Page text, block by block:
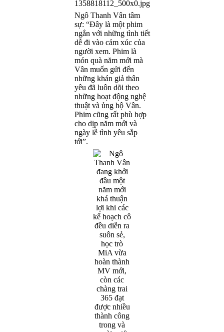
Ngô Thanh Vân tâm
sự: “Đây là một phim
ngắn với những tình tiết
dễ đi vào cảm xúc của
người xem. Phim là
món quà năm mới mà
Vân muốn gửi đến
những khán giả thân
yêu đã luôn dõi theo
những hoạt động nghệ
thuật và ủng hộ Vân.
Phim cũng rất phù hợp
cho dịp năm mới và
ngày lễ tình yêu sắp
tới”.